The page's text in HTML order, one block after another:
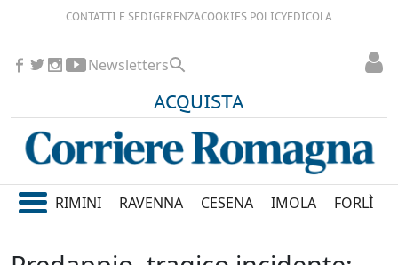
CONTATTI E SEDIGERENZACOOKIES POLICYEDICOLA
ACQUISTA
Newsletters
RIMINI RAVENNA CESENA IMOLA FORLÌ